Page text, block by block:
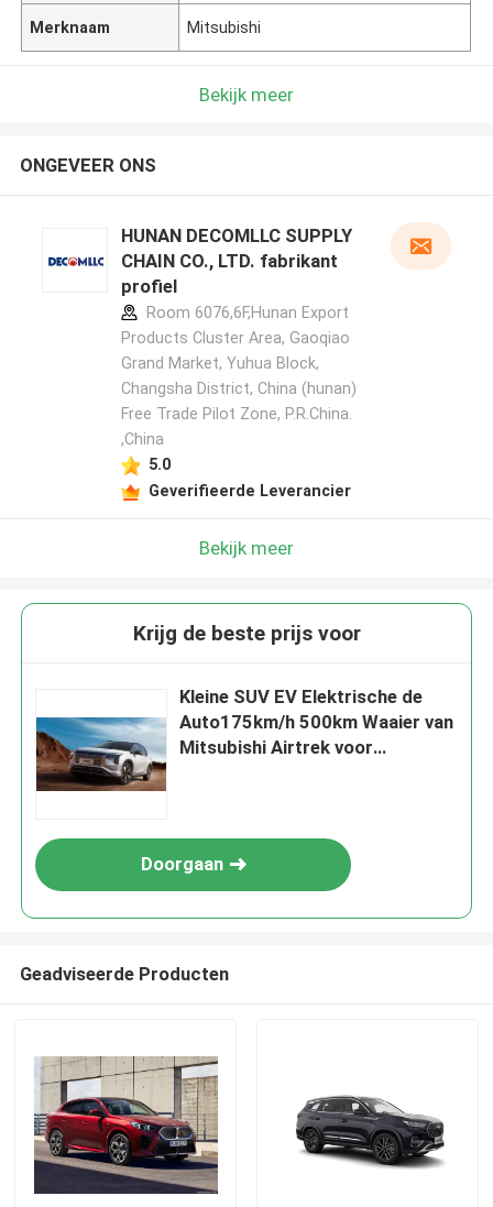
Merknaam Mitsubishi
Bekijk meer
ONGEVEER ONS
HUNAN DECOMLLC SUPPLY
CHAIN CO., LTD. fabrikant
profiel
Room 6076,6F,Hunan Export
Products Cluster Area, Gaoqiao
Grand Market, Yuhua Block,
Changsha District, China (hunan)
Free Trade Pilot Zone, P.R.China.
,China
5.0
Geverifieerde Leverancier
Bekijk meer
Krijg de beste prijs voor
Kleine SUV EV Elektrische de
Auto175km/h 500km Waaier van
Mitsubishi Airtrek voor
Doorgaan
Geadviseerde Producten